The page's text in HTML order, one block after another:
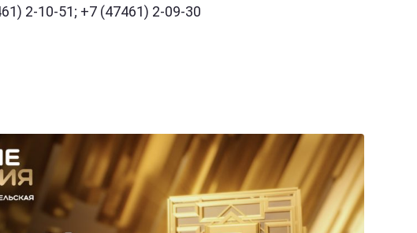
+7 (47461) 2-10-51; +7 (47461) 2-09-30